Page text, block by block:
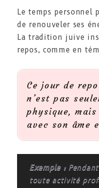
Le temps personnel
de renouveler ses
La tradition juive
repos, comme en
Ce jour de
n’est pas
physique,
avec son âme
Exemple :
toute activité